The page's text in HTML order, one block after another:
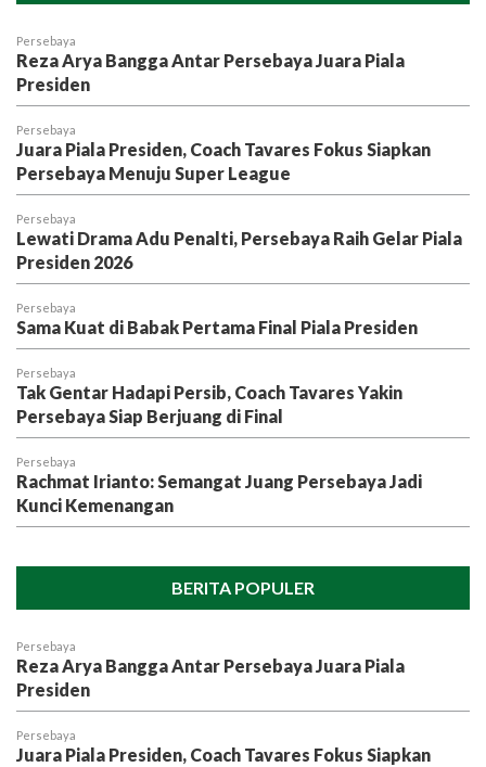
Persebaya
Reza Arya Bangga Antar Persebaya Juara Piala
Presiden
Persebaya
Juara Piala Presiden, Coach Tavares Fokus Siapkan
Persebaya Menuju Super League
Persebaya
Lewati Drama Adu Penalti, Persebaya Raih Gelar Piala
Presiden 2026
Persebaya
Sama Kuat di Babak Pertama Final Piala Presiden
Persebaya
Tak Gentar Hadapi Persib, Coach Tavares Yakin
Persebaya Siap Berjuang di Final
Persebaya
Rachmat Irianto: Semangat Juang Persebaya Jadi
Kunci Kemenangan
BERITA POPULER
Persebaya
Reza Arya Bangga Antar Persebaya Juara Piala
Presiden
Persebaya
Juara Piala Presiden, Coach Tavares Fokus Siapkan